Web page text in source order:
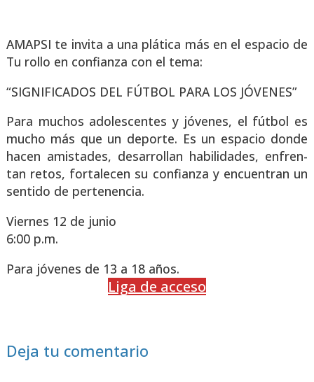
AMAPSI te invi­ta a una plá­ti­ca más en el espa­cio de
Tu rollo en con­fian­za con el tema:
“SIGNIFICADOS DEL FÚTBOL PARA LOS JÓVENES”
Para muchos ado­les­cen­tes y jóve­nes, el fút­bol es
mucho más que un depor­te. Es un espa­cio don­de
hacen amis­ta­des, desa­rro­llan habi­li­da­des, enfren­
tan retos, for­ta­le­cen su con­fian­za y encuen­tran un
sen­ti­do de per­te­nen­cia.
Vier­nes 12 de junio
6:00 p.m.
Para jóve­nes de 13 a 18 años.
Liga de acce­so
Deja tu comentario